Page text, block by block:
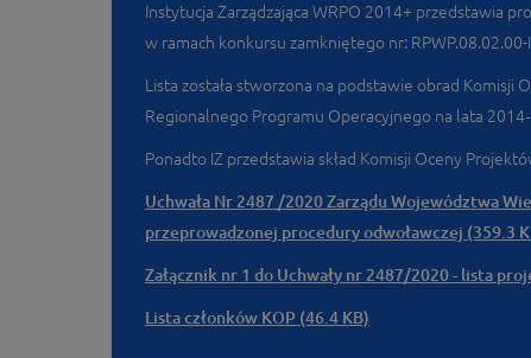
Instytucja Zarządzająca WRPO 2014+ przedstawia
w ramach konkursu zamkniętego nr:
Lista została stworzona na podstawie obrad
Regionalnego Programu Operacyjnego na lata
Ponadto IZ przedstawia skład Komisji Oceny
Uchwała Nr 2487 /2020 Zarządu Województwa
przeprowadzonej procedury odwoławczej (359.3
Załącznik nr 1 do Uchwały nr 2487/2020 - lista
Lista członków KOP (46.4 KB)